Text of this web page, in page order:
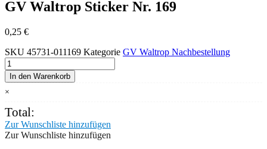
GV Waltrop Sticker Nr. 169
0,25 €
SKU 45731-011169 Kategorie GV Waltrop Nachbestellung
GV
Waltrop
Sticker
Nr.
Menge
In den Warenkorb
×
Total:
Zur Wunschliste hinzufügen
Zur Wunschliste hinzufügen